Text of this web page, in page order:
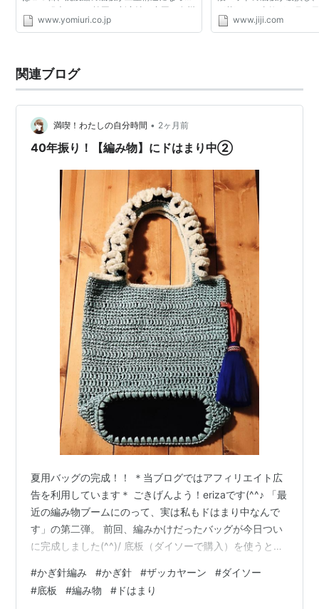
いたと発表した。 韓国・新安沖や中国・泉州
沖で引き揚げられた同時代の中国船には見ら
www.yomiuri.co.jp
が落下する事故が１月７
たと発表した。利用者は
www.jiji.com
関連ブログ
満喫！わたしの自分時間 • 2ヶ月前
40年振り！【編み物】にドはまり中②
夏用バッグの完成！！ ＊当ブログではアフィリエイト広
告を利用しています＊ ごきげんよう！erizaです(^^♪ 「最
近の編み物ブームにのって、実は私もドはまり中なんで
す」の第二弾。 前回、編みかけだったバッグが今日つい
に完成しました(^^)/ 底板（ダイソーで購入）を使うと、
だ。笑 糸もダイソーの「ザッカヤーン」というポリプロ
ピレン製を使用しています。 今、大人気らしく、店頭で
#かぎ針編み #かぎ針 #ザッカヤーン #ダイソー
#底板 #編み物 # ドはまり